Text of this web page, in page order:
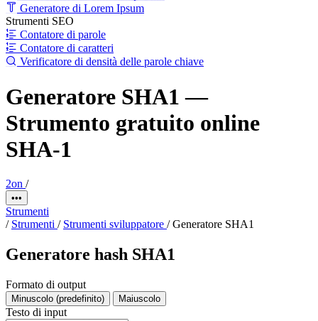
Generatore di Lorem Ipsum
Strumenti SEO
Contatore di parole
Contatore di caratteri
Verificatore di densità delle parole chiave
Generatore SHA1 —
Strumento gratuito online
SHA-1
2on /
•••
Strumenti
/ Strumenti / Strumenti sviluppatore / Generatore SHA1
Generatore hash SHA1
Formato di output
Minuscolo (predefinito) Maiuscolo
Testo di input